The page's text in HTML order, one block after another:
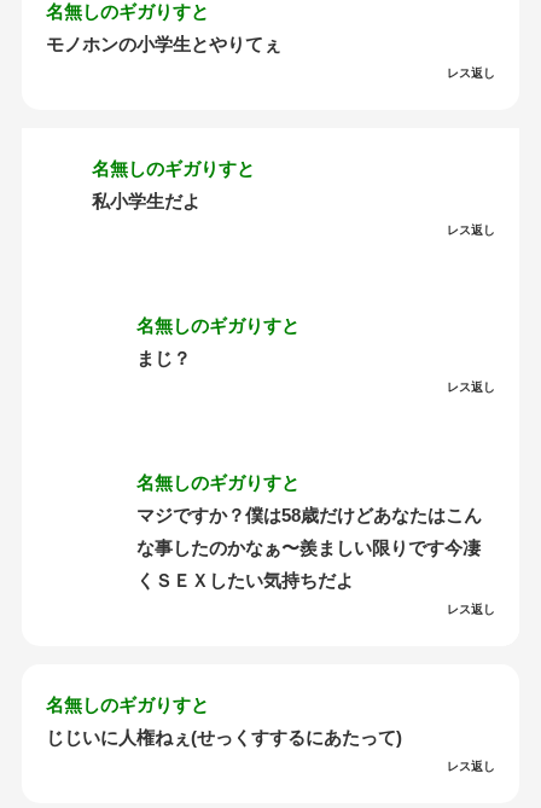
名無しのギガりすと
モノホンの小学生とやりてぇ
レス返し
名無しのギガりすと
私小学生だよ
レス返し
名無しのギガりすと
まじ？
レス返し
名無しのギガりすと
マジですか？僕は58歳だけどあなたはこん
な事したのかなぁ〜羨ましい限りです今凄
くＳＥＸしたい気持ちだよ
レス返し
名無しのギガりすと
じじいに人権ねぇ(せっくすするにあたって)
レス返し